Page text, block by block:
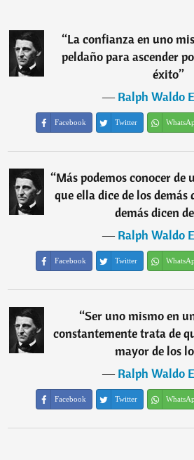
“La confianza en uno
peldaño para ascender
éxito”
―Ralph Waldo
Facebook Twitter
“Más podemos conocer de
que ella dice de los demás
demás dicen
―Ralph Waldo
Facebook Twitter
“Ser uno mismo en
constantemente trata de
mayor de los
―Ralph Waldo
Facebook Twitter